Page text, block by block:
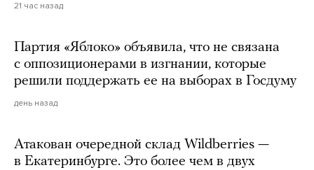
21 час назад
Партия «Яблоко» объявила, что не связана
с оппозиционерами в изгнании, которые
решили поддержать ее на выборах в Госдуму
день назад
Атакован очередной склад Wildberries —
в Екатеринбурге. Это более чем в двух